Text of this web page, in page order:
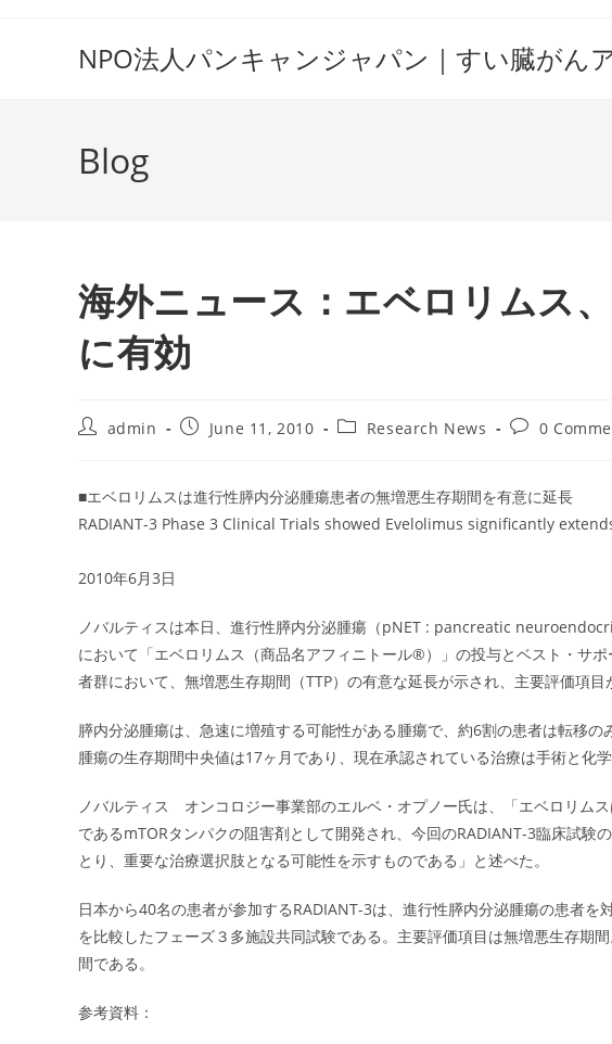
NPO法人パンキャンジャパン｜すい臓がん
Blog
海外ニュース：エベロリムス
に有効
Postadmin
PostJune 11, 2010
PostResearch News
Post0
■エベロリムスは進行性膵内分泌腫瘍患者の無増悪生存期間を有意に延長
RADIANT-3 Phase 3 Clinical Trials showed Evelolimus significantly
2010年6月3日
ノバルティスは本日、進行性膵内分泌腫瘍（pNET : pancreatic
において「エベロリムス（商品名アフィニトール®）」の投与とベスト・サ
者群において、無増悪生存期間（TTP）の有意な延長が示され、主要評価項目
膵内分泌腫瘍は、急速に増殖する可能性がある腫瘍で、約6割の患者は転移
腫瘍の生存期間中央値は17ヶ月であり、現在承認されている治療は手術と化学
ノバルティス オンコロジー事業部のエルベ・オプノー氏は、「エベロリム
であるmTORタンパクの阻害剤として開発され、今回のRADIANT-3臨床試験
とり、重要な治療選択肢となる可能性を示すものである」と述べた。
日本から40名の患者が参加するRADIANT-3は、進行性膵内分泌腫瘍の患者を
を比較したフェーズ３多施設共同試験である。主要評価項目は無増悪生存期
間である。
参考資料：